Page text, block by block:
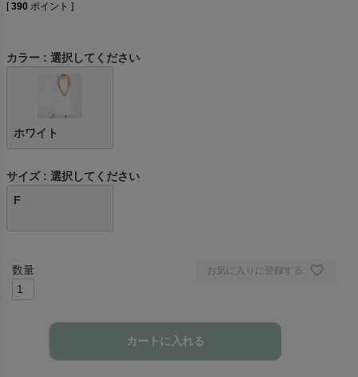
[ 390 ポイント ]
カラー 選択してください
ホワイト
サイズ
選択してください
F
お気に入りに登録する
カートに入れる